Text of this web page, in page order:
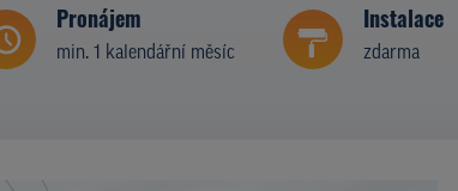
Pronájem
min. 1 kalendářní měsíc
Instalace
zdarma